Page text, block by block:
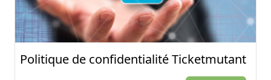
Politique de confidentialité Ticketmutant